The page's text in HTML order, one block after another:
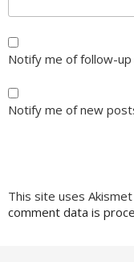
Notify me of follow-
Notify me of new
This site uses
comment data is